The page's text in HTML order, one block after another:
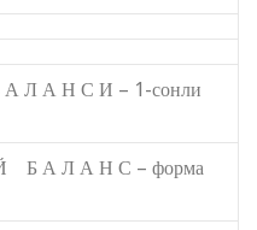
Л А Н С И – 1-сонли
Б А Л А Н С – форма